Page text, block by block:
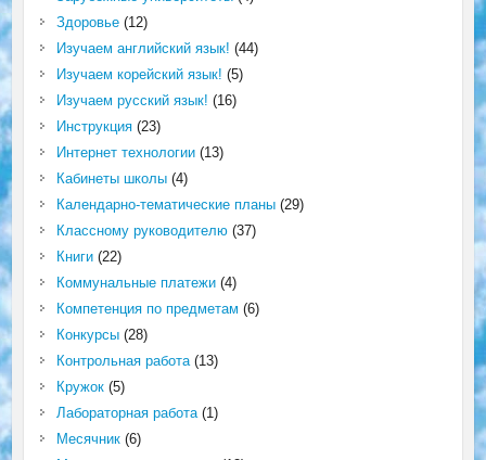
Здоровье(12)
Изучаем английский язык! (44)
Изучаем корейский язык! (5)
Изучаем русский язык! (16)
Инструкция(23)
Интернет технологии(13)
Кабинеты школы(4)
Календарно-тематические планы(29)
Классному руководителю(37)
Книги(22)
Коммунальные платежи(4)
Компетенция по предметам (6)
Конкурсы(28)
Контрольная работа(13)
Кружок(5)
Лабораторная работа(1)
Месячник(6)